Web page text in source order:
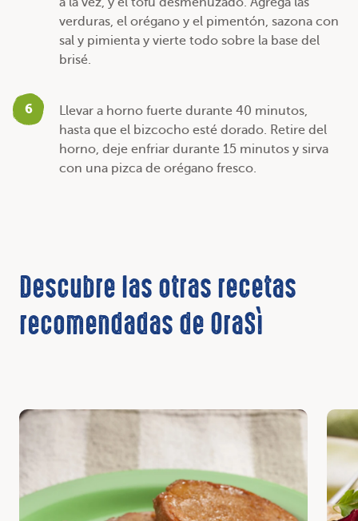
verduras, el orégano y el pimentón, sazona con
sal y pimienta y vierte todo sobre la base del
brisé.
6
Llevar a horno fuerte durante 40 minutos,
hasta que el bizcocho esté dorado. Retire del
horno, deje enfriar durante 15 minutos y sirva
con una pizca de orégano fresco.
Descubre las otras recetas
recomendadas de OraSì
Descubrir